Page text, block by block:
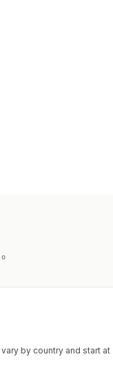
by country and start at